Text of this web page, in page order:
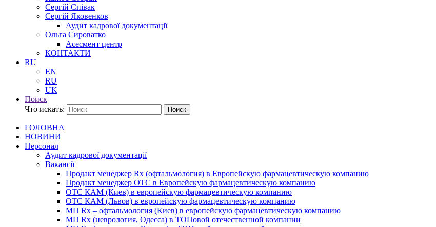
Сергій Співак
Сергій Яковенков
Аудит кадрової документації
Ольга Сироватко
Асесмент центр
КОНТАКТИ
RU
EN
RU
UK
Поиск
Что искать:
Поиск
ГОЛОВНА
НОВИНИ
Персонал
Аудит кадрової документації
Вакансії
Продакт менеджер Rx (офтальмология) в Европейскую фармацевтическую компанию
Продакт менеджер ОТС в Европейскую фармацевтическую компанию
ОТС КАМ (Киев) в европейскую фармацевтическую компанию
ОТС КАМ (Львов) в европейскую фармацевтическую компанию
МП Rx – офтальмология (Киев) в европейскую фармацевтическую компанию
МП Rx (неврология, Одесса) в ТОПовой отечественной компании